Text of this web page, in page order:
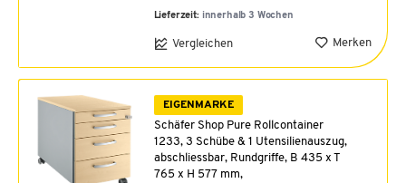
Lieferzeit: innerhalb 3 Wochen
Vergleichen Merken
EIGENMARKE
Schäfer Shop Pure Rollcontainer
1233, 3 Schübe & 1 Utensilienauszug,
abschliessbar, Rundgriffe, B 435 x T
765 x H 577 mm,